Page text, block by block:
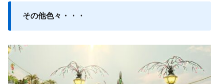
その他色々・・・